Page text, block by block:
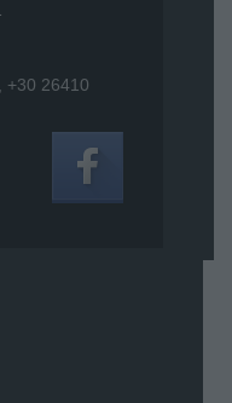
+30 26410